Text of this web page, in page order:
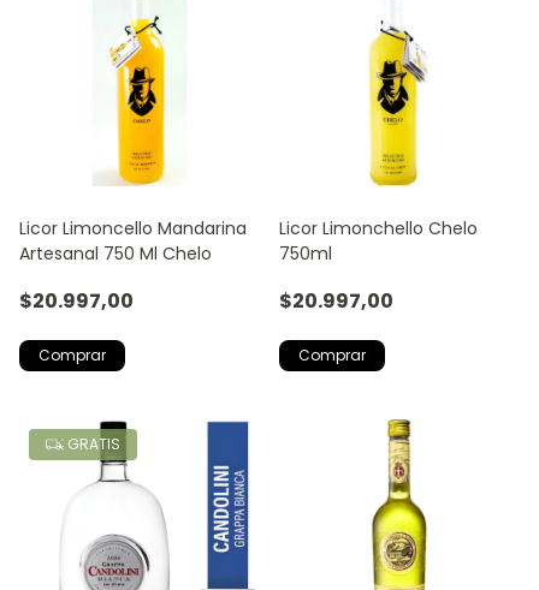
Licor Limoncello Mandarina
Artesanal 750 Ml Chelo
$20.997,00
Licor Limonchello Chelo
750ml
$20.997,00
GRATIS